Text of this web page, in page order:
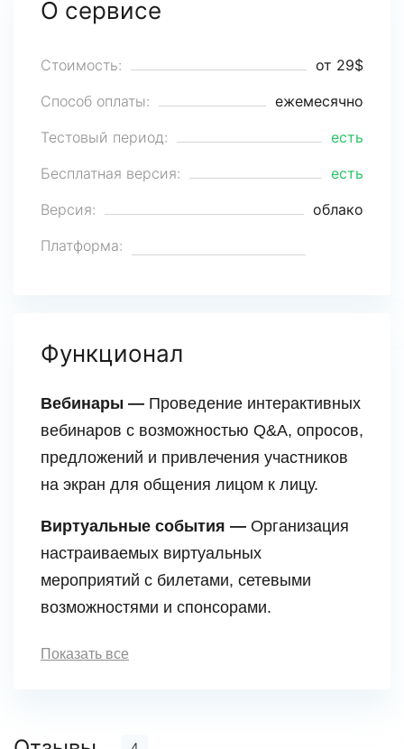
О сервисе
Стоимость:
от 29$
Способ оплаты:
ежемесячно
Тестовый период:
есть
Бесплатная версия:
есть
Версия:
облако
Платформа:
Функционал
Вебинары — Проведение интерактивных
вебинаров с возможностью Q&A, опросов,
предложений и привлечения участников
на экран для общения лицом к лицу.
Виртуальные события — Организация
настраиваемых виртуальных
мероприятий с билетами, сетевыми
возможностями и спонсорами.
Показать все